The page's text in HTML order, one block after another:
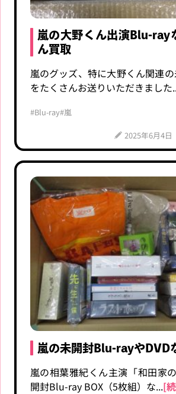
嵐の大野くん出演Blu-ray
ん買取
嵐のグッズ、特に大野くん関連
をたくさんお送りいただきました
#Blu-ray#嵐
2025年6月4日
嵐の未開封Blu-rayやDVD
嵐の相葉雅紀くん主演「和田家
開封Blu-ray BOX（5枚組）な...[